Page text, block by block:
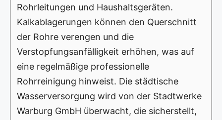
Rohrleitungen und Haushaltsgeräten.
Kalkablagerungen können den Querschnitt
der Rohre verengen und die
Verstopfungsanfälligkeit erhöhen, was auf
eine regelmäßige professionelle
Rohrreinigung hinweist. Die städtische
Wasserversorgung wird von der Stadtwerke
Warburg GmbH überwacht, die sicherstellt,